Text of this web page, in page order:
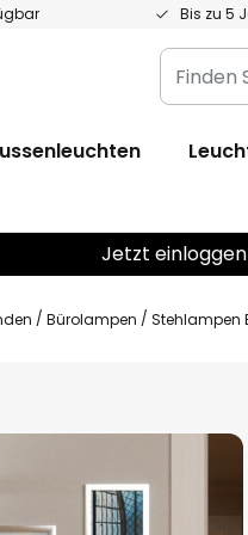
Bis zu 5
Finden
Sie
Leuchte...
Jetzt
Bürolampen Stehlampen